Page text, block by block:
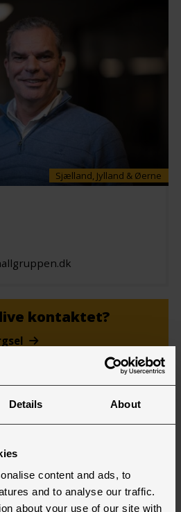
Details About
content and ads, to
and to analyse our traffic.
about your use of our site with
Sjælland, Jylland & Øerne
kontaktet?